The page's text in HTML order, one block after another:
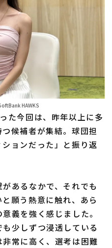
HAWKS
た今回は、昨年以上に多
候補者が集結。球団担
ョンだった」と振り返
があるなかで、それでも
願う熱意に触れ、あら
義を強く感じました。
少しずつ浸透している
常に高く、選考は困難